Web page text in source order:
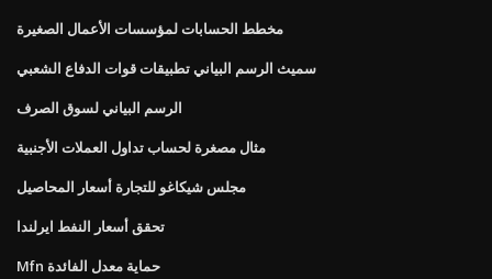
مخطط الحسابات لمؤسسات الأعمال الصغيرة
سميث الرسم البياني تطبيقات قوات الدفاع الشعبي
الرسم البياني لسوق الصرف
مثال مصغرة لحساب تداول العملات الأجنبية
مجلس شيكاغو للتجارة أسعار المحاصيل
تحقق أسعار النفط ايرلندا
Mfn حماية معدل الفائدة